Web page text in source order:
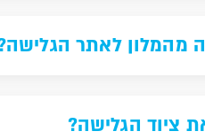
מהמלון לאתר
ציוד הגלישה?